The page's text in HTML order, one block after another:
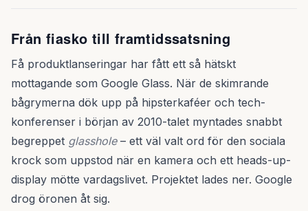
Från fiasko till framtidssatsning
Få produktlanseringar har fått ett så hätskt
mottagande som Google Glass. När de skimrande
bågrymerna dök upp på hipsterkaféer och tech-
konferenser i början av 2010-talet myntades snabbt
begreppet glasshole– ett väl valt ord för den sociala
krock som uppstod när en kamera och ett heads-up-
display mötte vardagslivet. Projektet lades ner. Google
drog öronen åt sig.